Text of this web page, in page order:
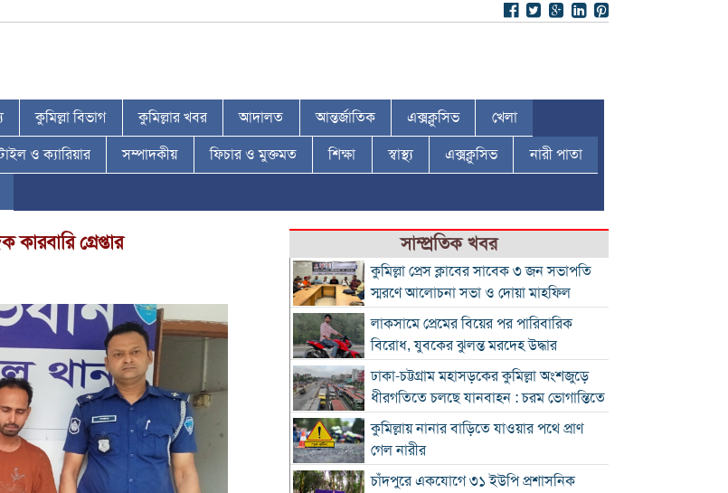
কুমিল্লা বিভাগ কুমিল্লার খবর আদালত আন্তর্জাতিক এক্সক্লুসিভ খেলা
ও ক্যারিয়ার সম্পাদকীয় ফিচার ও মুক্তমত শিক্ষা স্বাস্থ্য এক্সক্লুসিভ নারী পাতা
গ্রেপ্তার সাম্প্রতিক খবর
কুমিল্লা প্রেস ক্লাবের সাবেক ৩ জন সভাপতি
স্মরণে আলোচনা সভা ও দোয়া মাহফিল
লাকসামে প্রেমের বিয়ের পর পারিবারিক
বিরোধ, যুবকের ঝুলন্ত মরদেহ উদ্ধার
ঢাকা-চট্টগ্রাম মহাসড়কের কুমিল্লা অংশজুড়ে
ধীরগতিতে চলছে যানবাহন : চরম ভোগান্তিতে
কুমিল্লায় নানার বাড়িতে যাওয়ার পথে প্রাণ
গেল নারীর
চাঁদপুরে একযোগে ৩১ ইউপি প্রশাসনিক